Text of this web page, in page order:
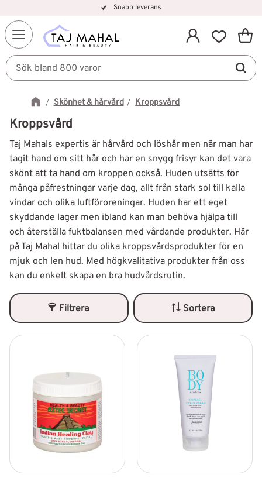
Meny
Snabb leverans
Kroppsvård
Skönhet & hårvård Kroppsvård
Taj Mahals expertis är hårvård och löshår men när man har
tagit hand om sitt hår och har en snygg frisyr kan det vara
skönt att ta hand om kroppen också. Huden utsätts för
många påfrestningar varje dag, allt från stark sol till kalla
vindar och olika luftföroreningar. Huden har ett eget
skyddande lager men ibland kan man behöva hjälpa till
och återställa fuktbalansen med vårdande produkter. Här
på Taj Mahal hittar du olika kroppsvårdsprodukter för en
mjuk och len hud. Med högkvalitativa produkter från oss
kan du enkelt skapa en bra hudvårdsrutin.
Filtrera Sortera